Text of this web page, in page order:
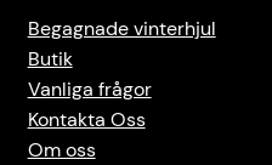
Begagnade vinterhjul
Butik
Vanliga frågor
Kontakta Oss
Om oss